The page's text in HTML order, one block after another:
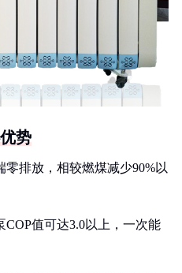
势
排放，相较燃煤减少90%以
值可达3.0以上，一次能